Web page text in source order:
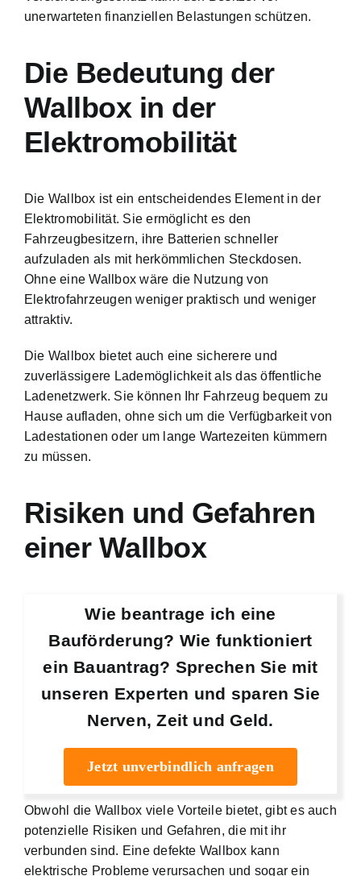
unerwarteten finanziellen Belastungen schützen.
Die Bedeutung der
Wallbox in der
Elektromobilität
Die Wallbox ist ein entscheidendes Element in der
Elektromobilität. Sie ermöglicht es den
Fahrzeugbesitzern, ihre Batterien schneller
aufzuladen als mit herkömmlichen Steckdosen.
Ohne eine Wallbox wäre die Nutzung von
Elektrofahrzeugen weniger praktisch und weniger
attraktiv.
Die Wallbox bietet auch eine sicherere und
zuverlässigere Lademöglichkeit als das öffentliche
Ladenetzwerk. Sie können Ihr Fahrzeug bequem zu
Hause aufladen, ohne sich um die Verfügbarkeit von
Ladestationen oder um lange Wartezeiten kümmern
zu müssen.
Risiken und Gefahren
einer Wallbox
Wie beantrage ich eine
Bauförderung? Wie funktioniert
ein Bauantrag? Sprechen Sie mit
unseren Experten und sparen Sie
Nerven, Zeit und Geld.
Jetzt unverbindlich anfragen
Obwohl die Wallbox viele Vorteile bietet, gibt es auch
potenzielle Risiken und Gefahren, die mit ihr
verbunden sind. Eine defekte Wallbox kann
elektrische Probleme verursachen und sogar ein